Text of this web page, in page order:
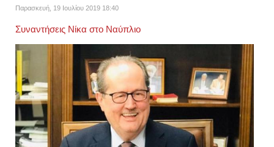
Παρασκευή, 19 Ιουλίου 2019 18:40
Συναντήσεις Νίκα στο Ναύπλιο